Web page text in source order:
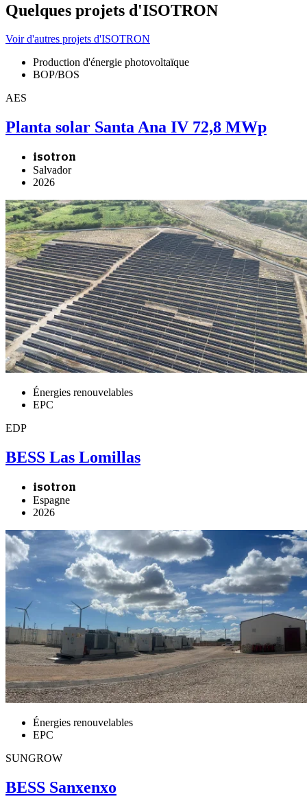
Quelques projets d'ISOTRON
Voir d'autres projets d'ISOTRON
Production d'énergie photovoltaïque
BOP/BOS
AES
Planta solar Santa Ana IV 72,8 MWp
isotron
Salvador
2026
Énergies renouvelables
EPC
EDP
BESS Las Lomillas
isotron
Espagne
2026
Énergies renouvelables
EPC
SUNGROW
BESS Sanxenxo